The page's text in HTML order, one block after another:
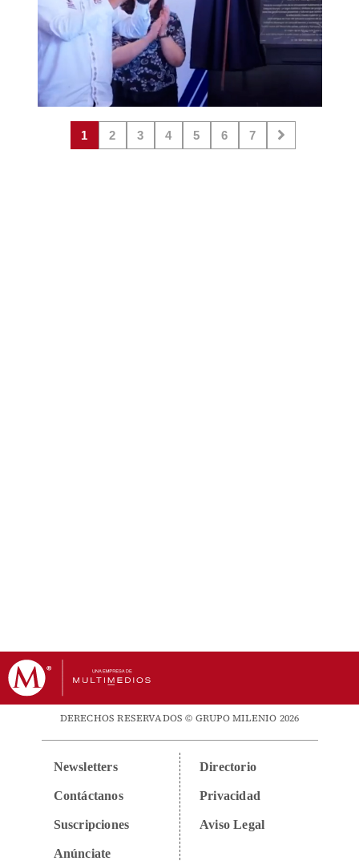
1 2 3 4 5 6 7
DERECHOS RESERVADOS © GRUPO MILENIO 2026
Newsletters
Contáctanos
Suscripciones
Anúnciate
Directorio
Privacidad
Aviso Legal